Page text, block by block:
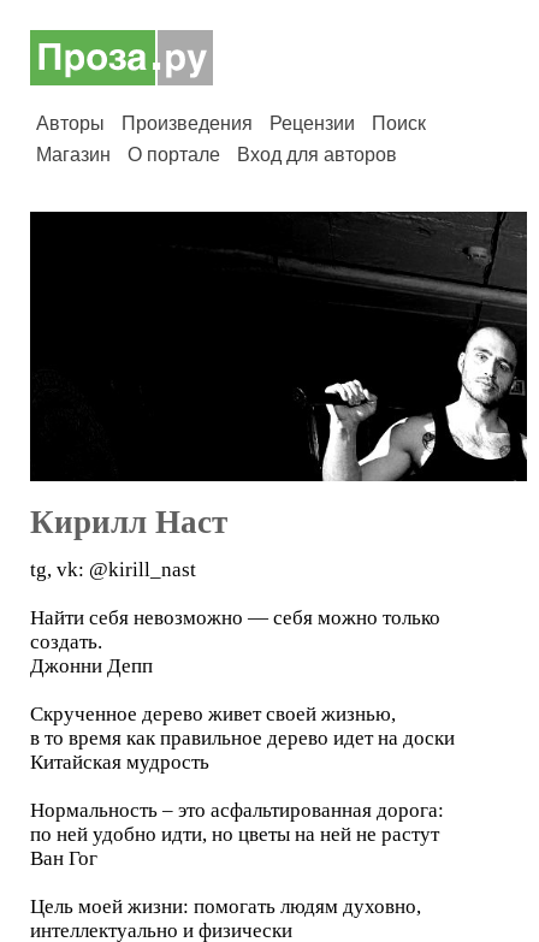
Авторы Произведения Рецензии
Поиск
Магазин
О портале Вход для авторов
Кирилл Наст
tg, vk: @kirill_nast
Найти себя невозможно — себя можно только
создать.
Джонни Депп
Скрученное дерево живет своей жизнью,
в то время как правильное дерево идет на доски
Китайская мудрость
Нормальность – это асфальтированная дорога:
по ней удобно идти, но цветы на ней не растут
Ван Гог
Цель моей жизни: помогать людям духовно,
интеллектуально и физически